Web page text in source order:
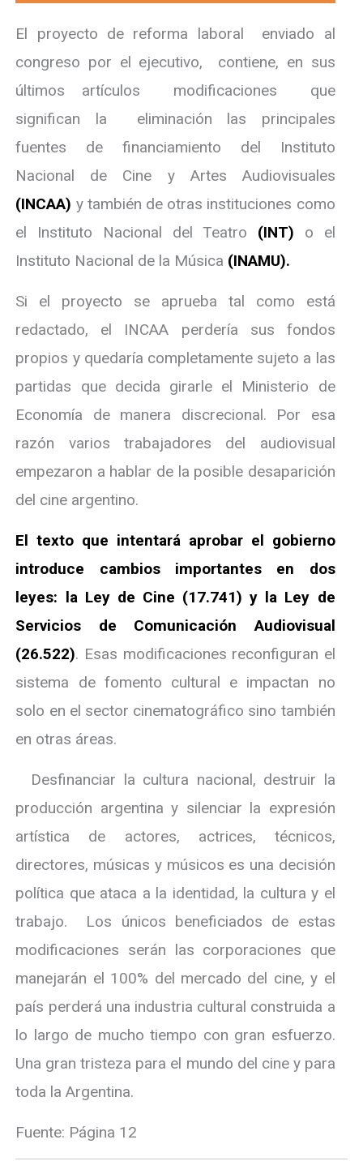
El proyecto de reforma laboral enviado al
congreso por el ejecutivo, contiene, en sus
últimos artículos modificaciones que
significan la eliminación las principales
fuentes de financiamiento del Instituto
Nacional de Cine y Artes Audiovisuales
(INCAA) y también de otras instituciones como
el Instituto Nacional del Teatro (INT) o el
Instituto Nacional de la Música (INAMU).
Si el proyecto se aprueba tal como está
redactado, el INCAA perdería sus fondos
propios y quedaría completamente sujeto a las
partidas que decida girarle el Ministerio de
Economía de manera discrecional. Por esa
razón varios trabajadores del audiovisual
empezaron a hablar de la posible desaparición
del cine argentino.
El texto que intentará aprobar el gobierno
introduce cambios importantes en dos
leyes: la Ley de Cine (17.741) y la Ley de
Servicios de Comunicación Audiovisual
(26.522). Esas modificaciones reconfiguran el
sistema de fomento cultural e impactan no
solo en el sector cinematográfico sino también
en otras áreas.
Desfinanciar la cultura nacional, destruir la
producción argentina y silenciar la expresión
artística de actores, actrices, técnicos,
directores, músicas y músicos es una decisión
política que ataca a la identidad, la cultura y el
trabajo. Los únicos beneficiados de estas
modificaciones serán las corporaciones que
manejarán el 100% del mercado del cine, y el
país perderá una industria cultural construida a
lo largo de mucho tiempo con gran esfuerzo.
Una gran tristeza para el mundo del cine y para
toda la Argentina.
Fuente: Página 12